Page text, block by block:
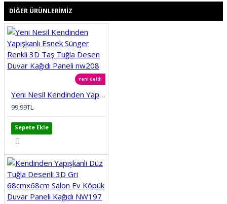
DIĞER ÜRÜNLERIMIZ
Yeni Geldi
Yeni Nesil Kendinden Yapışkanlı Esnek Sünger Renkli 3D Taş Tuğla Desen Duvar Kağıdı Paneli nw208
99,99TL
Sepete Ekle